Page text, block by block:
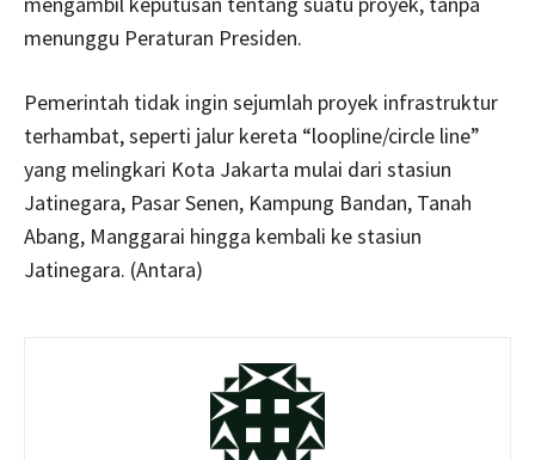
menunggu Peraturan Presiden.
Pemerintah tidak ingin sejumlah proyek infrastruktur
terhambat, seperti jalur kereta “loopline/circle line”
yang melingkari Kota Jakarta mulai dari stasiun
Jatinegara, Pasar Senen, Kampung Bandan, Tanah
Abang, Manggarai hingga kembali ke stasiun
Jatinegara. (Antara)